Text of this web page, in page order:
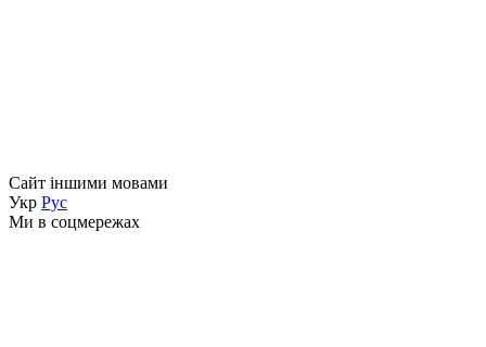
Сайт іншими мовами
Укр Рус
Ми в соцмережах